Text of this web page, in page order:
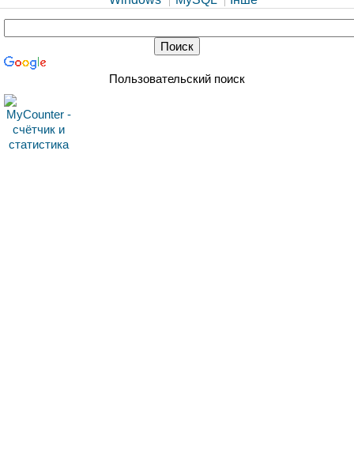
Пользовательский поиск